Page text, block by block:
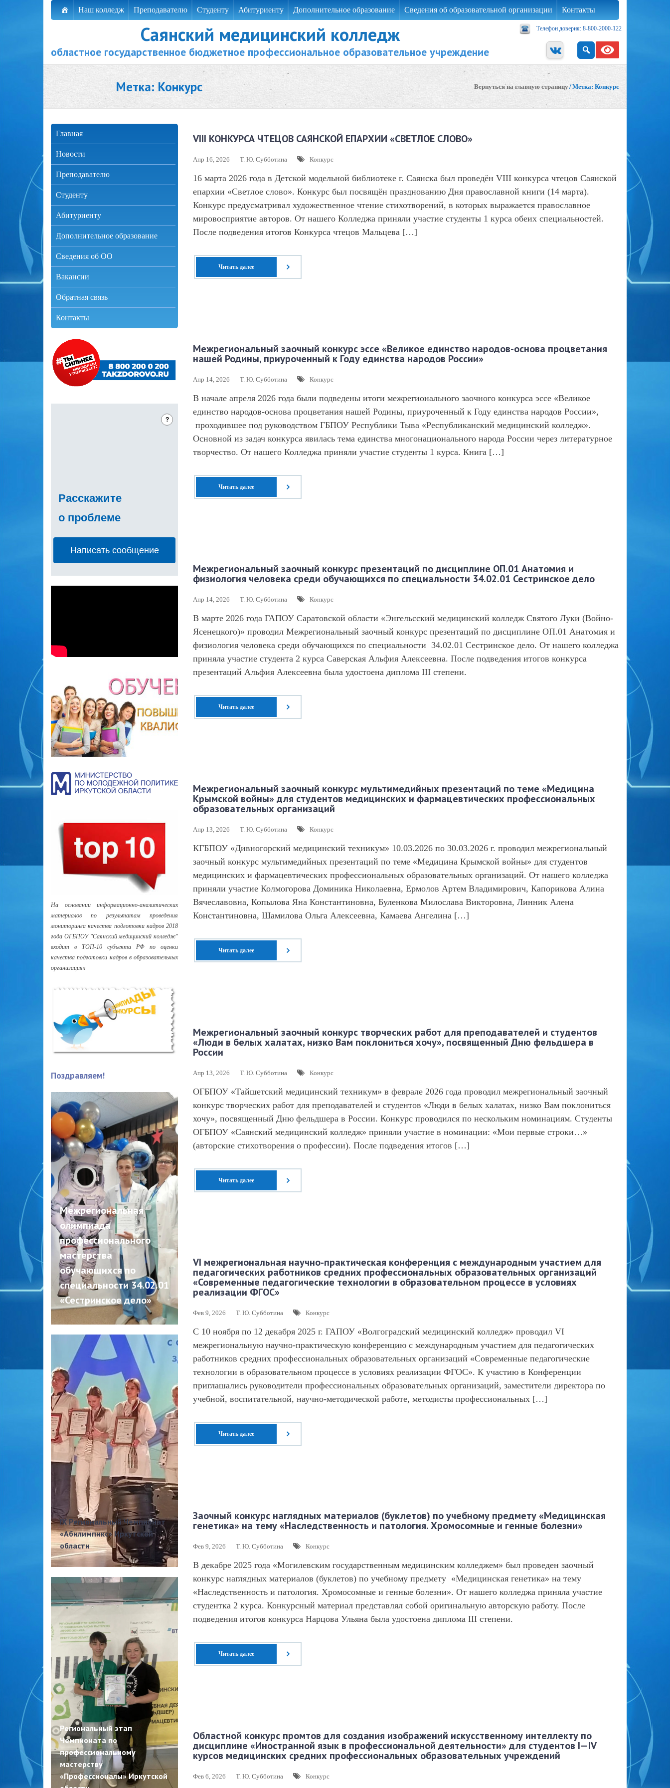
Наш колледж Преподавателю Студенту Абитуриенту Дополнительное образование Сведения об образовательной организации Контакты
Телефон доверия: 8-800-2000-122
Саянский медицинский колледж
областное государственное бюджетное профессиональное образовательное учреждение
Метка:Конкурс Вернуться на главную страницу/Метка: Конкурс
VIII КОНКУРСА ЧТЕЦОВ САЯНСКОЙ ЕПАРХИИ «СВЕТЛОЕ СЛОВО»
Апр 16, 2026 Т. Ю. Субботина Конкурс
16 марта 2026 года в Детской модельной библиотеке г. Саянска был проведён VIII конкурса чтецов Саянской
епархии «Светлое слово». Конкурс был посвящён празднованию Дня православной книги (14 марта).
Конкурс предусматривал художественное чтение стихотворений, в которых выражается православное
мировосприятие авторов. От нашего Колледжа приняли участие студенты 1 курса обеих специальностей.
После подведения итогов Конкурса чтецов Мальцева […]
Читать далее
Межрегиональный заочный конкурс эссе «Великое единство народов-основа процветания
нашей Родины, приуроченный к Году единства народов России»
Апр 14, 2026 Т. Ю. Субботина Конкурс
В начале апреля 2026 года были подведены итоги межрегионального заочного конкурса эссе «Великое
единство народов-основа процветания нашей Родины, приуроченный к Году единства народов России»,
проходившее под руководством ГБПОУ Республики Тыва «Республиканский медицинский колледж».
Основной из задач конкурса явилась тема единства многонационального народа России через литературное
творчество. От нашего Колледжа приняли участие студенты 1 курса. Книга […]
Читать далее
Межрегиональный заочный конкурс презентаций по дисциплине OП.01 Анатомия и
физиология человека среди обучающихся по специальности 34.02.01 Сестринское дело
Апр 14, 2026 Т. Ю. Субботина Конкурс
В марте 2026 года ГАПОУ Саратовской области «Энгельсский медицинский колледж Святого Луки (Войно-
Ясенецкого)» проводил Межрегиональный заочный конкурс презентаций по дисциплине OП.01 Анатомия и
физиология человека среди обучающихся по специальности 34.02.01 Сестринское дело. От нашего колледжа
приняла участие студента 2 курса Саверская Альфия Алексеевна. После подведения итогов конкурса
презентаций Альфия Алексеевна была удостоена диплома III степени.
Читать далее
Межрегиональный заочный конкурс мультимедийных презентаций по теме «Медицина
Крымской войны» для студентов медицинских и фармацевтических профессиональных
образовательных организаций
Апр 13, 2026 Т. Ю. Субботина Конкурс
КГБПОУ «Дивногорский медицинский техникум» 10.03.2026 по 30.03.2026 г. проводил межрегиональный
заочный конкурс мультимедийных презентаций по теме «Медицина Крымской войны» для студентов
медицинских и фармацевтических профессиональных образовательных организаций. От нашего колледжа
приняли участие Колмогорова Доминика Николаевна, Ермолов Артем Владимирович, Капорикова Алина
Вячеславовна, Копылова Яна Константиновна, Буленкова Милослава Викторовна, Линник Алена
Константиновна, Шамилова Ольга Алексеевна, Камаева Ангелина […]
Читать далее
Межрегиональный заочный конкурс творческих работ для преподавателей и студентов
«Люди в белых халатах, низко Вам поклониться хочу», посвященный Дню фельдшера в
России
Апр 13, 2026 Т. Ю. Субботина Конкурс
ОГБПОУ «Тайшетский медицинский техникум» в феврале 2026 года проводил межрегиональный заочный
конкурс творческих работ для преподавателей и студентов «Люди в белых халатах, низко Вам поклониться
хочу», посвященный Дню фельдшера в России. Конкурс проводился по нескольким номинациям. Студенты
ОГБПОУ «Саянский медицинский колледж» приняли участие в номинации: «Мои первые строки…»
(авторские стихотворения о профессии). После подведения итогов […]
Читать далее
VI межрегиональная научно-практическая конференция с международным участием для
педагогических работников средних профессиональных образовательных организаций
«Современные педагогические технологии в образовательном процессе в условиях
реализации ФГОС»
Фев 9, 2026 Т. Ю. Субботина Конкурс
С 10 ноября по 12 декабря 2025 г. ГАПОУ «Волгоградский медицинский колледж» проводил VI
межрегиональную научно-практическую конференцию с международным участием для педагогических
работников средних профессиональных образовательных организаций «Современные педагогические
технологии в образовательном процессе в условиях реализации ФГОС». К участию в Конференции
приглашались руководители профессиональных образовательных организаций, заместители директора по
учебной, воспитательной, научно-методической работе, методисты профессиональных […]
Читать далее
Заочный конкурс наглядных материалов (буклетов) по учебному предмету «Медицинская
генетика» на тему «Наследственность и патология. Хромосомные и генные болезни»
Фев 9, 2026 Т. Ю. Субботина Конкурс
В декабре 2025 года «Могилевским государственным медицинским колледжем» был проведен заочный
конкурс наглядных материалов (буклетов) по учебному предмету «Медицинская генетика» на тему
«Наследственность и патология. Хромосомные и генные болезни». От нашего колледжа приняла участие
студентка 2 курса. Конкурсный материал представлял собой оригинальную авторскую работу. После
подведения итогов конкурса Нарцова Ульяна была удостоена диплома III степени.
Читать далее
Областной конкурс промтов для создания изображений искусственному интеллекту по
дисциплине «Иностранной язык в профессиональной деятельности» для студентов I—IV
курсов медицинских средних профессиональных образовательных учреждений
Фев 6, 2026 Т. Ю. Субботина Конкурс
Главная
Новости
Преподавателю
Студенту
Абитуриенту
Дополнительное образование
Сведения об ОО
Вакансии
Обратная связь
Контакты
?
Расскажите
о проблеме
Написать сообщение
На основании информационно-аналитических
материалов по результатам проведения
мониторинга качества подготовки кадров 2018
года ОГБПОУ "Саянский медицинский колледж"
входит в ТОП-10 субъекта РФ по оценки
качества подготовки кадров в образовательных
организациях
Поздравляем!
Межрегиональная
олимпиада
профессионального
мастерства
обучающихся по
специальности 34.02.01
«Сестринское дело»
IX Региональный Чемпионат
«Абилимпикс» Иркутской
области
Региональный этап
Чемпионата по
профессиональному
мастерству
«Профессионалы» Иркутской